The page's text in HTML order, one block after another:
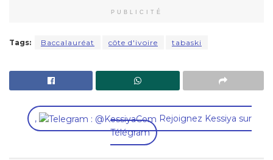
PUBLICITÉ
Tags: Baccalauréat côte d'ivoire tabaski
,
Rejoignez Kessiya sur
Télégram